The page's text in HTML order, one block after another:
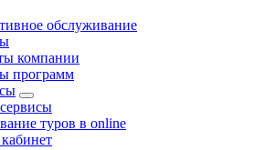
обслуживание
компании
программ
туров в online